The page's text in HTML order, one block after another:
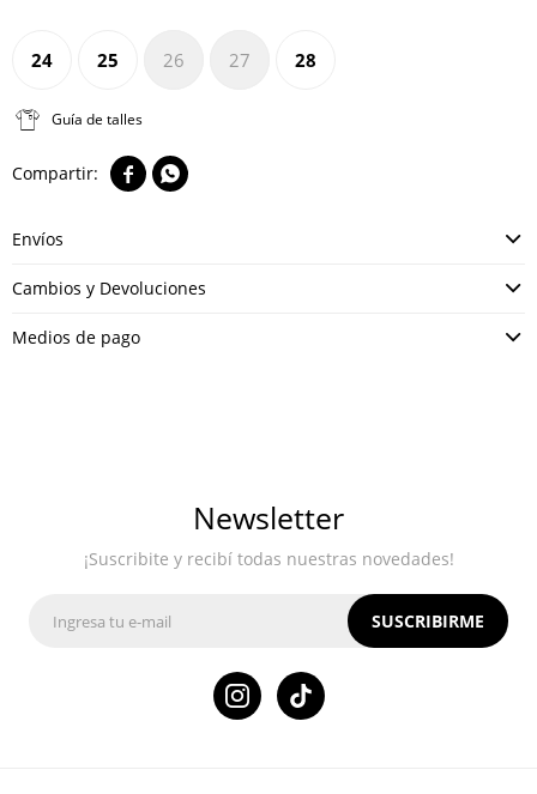
24 25 26 27 28
Guía de talles
 
Envíos
Cambios y Devoluciones
Medios de pago
Newsletter
¡Suscribite y recibí todas nuestras novedades!
SUSCRIBIRME
